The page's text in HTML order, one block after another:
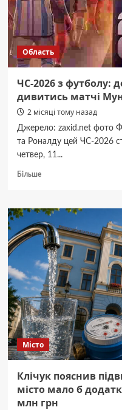
цвітіння
як
правильно
використовувати
Область
ЧС-2026 з футболу:
дивитись матчі
2 місяці тому назад
Джерело: zaxid.net фото
та Роналду цей ЧС-2026
четвер, 11...
БільшеДокладніше
з
футболу:
де
коли
безкоштовно
дивитись
матчі
Мундіалю
Місто
Клічук пояснив
місто мало б
млн грн